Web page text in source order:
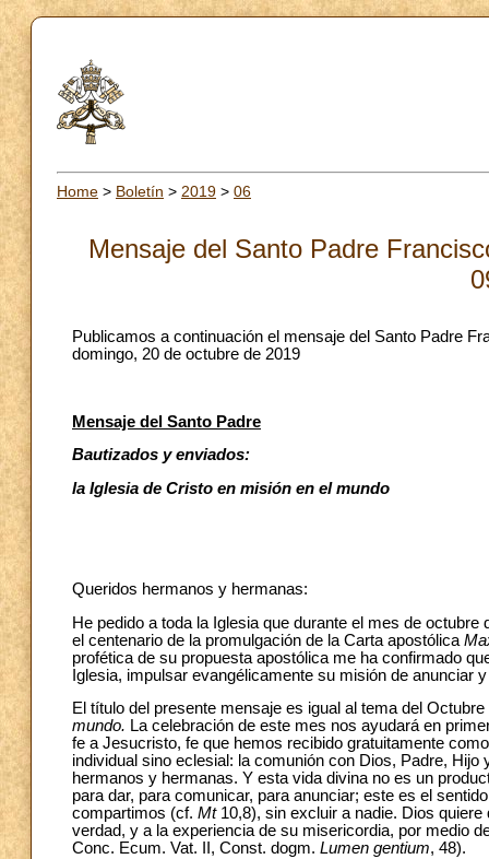
Home > Boletín > 2019 > 06
Mensaje del Santo Padre
Publicamos a continuación el mensaje del Santo Padre
domingo, 20 de octubre de 2019
Mensaje del Santo Padre
Bautizados y enviados:
la Iglesia de Cristo en misión en el mundo
Queridos hermanos y hermanas:
He pedido a toda la Iglesia que durante el mes de
el centenario de la promulgación de la Carta apostólica
profética de su propuesta apostólica me ha confirmado
Iglesia, impulsar evangélicamente su misión de anunciar
El título del presente mensaje es igual al tema del
mundo. La celebración de este mes nos ayudará en
fe a Jesucristo, fe que hemos recibido gratuitamente
individual sino eclesial: la comunión con Dios, Padre,
hermanos y hermanas. Y esta vida divina no es un
para dar, para comunicar, para anunciar; este es el
compartimos (cf. Mt10,8), sin excluir a nadie. Dios
verdad, y a la experiencia de su misericordia, por medio
Conc. Ecum. Vat. II, Const. dogm. Lumen gentium, 48).